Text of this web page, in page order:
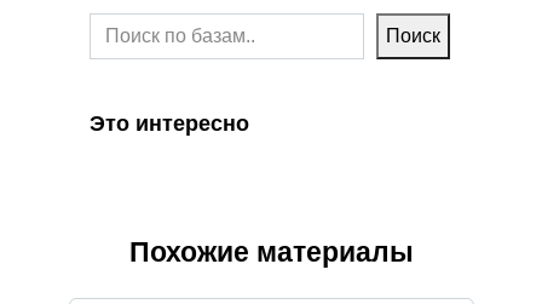
Поиск
Это интересно
Похожие материалы